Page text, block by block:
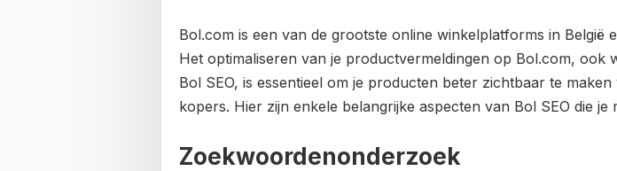
Bol.com is een van de grootste online winkelplatforms in België
Het optimaliseren van je productvermeldingen op Bol.com, ook
Bol SEO, is essentieel om je producten beter zichtbaar te
kopers. Hier zijn enkele belangrijke aspecten van Bol SEO die je
Zoekwoordenonderzoek